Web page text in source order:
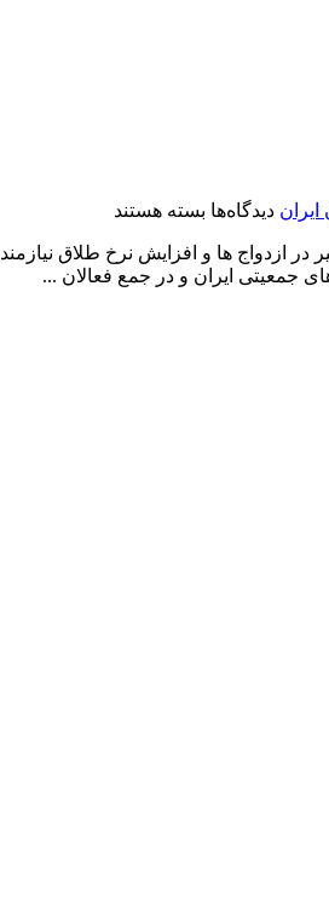
دیدگاه‌ها برای
شاخص
های
بسته هستند
در ازدواج ها و افزایش نرخ طلاق
جمعیتی ایران و در جمع فعالان ...